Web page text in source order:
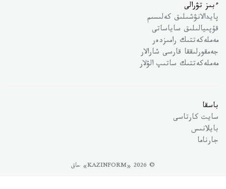
ءبىز تۋرالى
پايدالانۋشىلىق كەلىسىم
قۇپىيالىلىق ساياساتى
مەملەكەتتىك رامىزدەر
جەمقورلىققا قارسى شارالار
مەملەكەتتىك ساتىپ الۋلار
باسقا
سايت كارتاسى
بايلانىس
جارناما
© 2026 «KAZINFORM» حاق